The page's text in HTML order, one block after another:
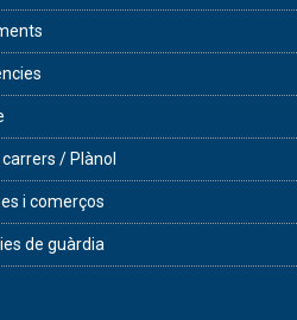
/ Plànol
i comerços
de guàrdia